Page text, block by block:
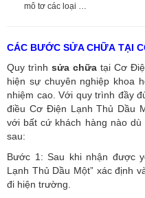
mô tơ các loại …
CÁC BƯỚC SỬA CHỮA TẠI
Quy trình sửa chữa tại Cơ
hiện sự chuyên nghiệp khoa
nhiệm cao. Với quy trình đầy
điều Cơ Điện Lạnh Thủ Dầu
với bất cứ khách hàng nào
sau:
Bước 1: Sau khi nhận được
Lạnh Thủ Dầu Một” xác định
đi hiện trường.